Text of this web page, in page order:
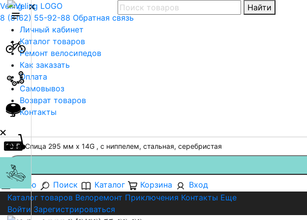
Veling..
8 (8162) 55-92-88 Обратная связь
Личный кабинет
Каталог товаров
Ремонт велосипедов
Как заказать
Оплата
Самовывоз
Возврат товаров
Контакты
10 ₽ Спица 295 мм x 14G , с ниппелем, стальная, серебристая
Меню
Поиск Каталог Корзина Вход
Найти
Каталог товаров Велоремонт Приключения Контакты Еще
Войти Зарегистрироваться